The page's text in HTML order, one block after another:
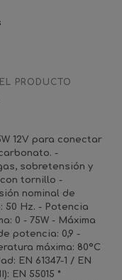
PRODUCTO
12V para conectar
-
sobretensión y
tornillo -
nominal de
50 Hz. - Potencia
0 - 75W - Máxima
potencia: 0,9 -
máxima: 80ºC
EN 61347-1 / EN
EN 55015 *